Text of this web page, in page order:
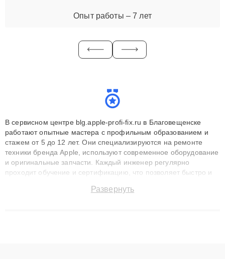
Опыт работы – 7 лет
В сервисном центре blg.apple-profi-fix.ru в Благовещенске
работают опытные мастера с профильным образованием и
стажем от 5 до 12 лет. Они специализируются на ремонте
техники бренда Apple, используют современное оборудование
и оригинальные запчасти. Каждый инженер регулярно
проходит обучение и сертификацию, что позволяет быстро и
сохранением гарантии до 3 лет. Наши мастера решают
Развернуть